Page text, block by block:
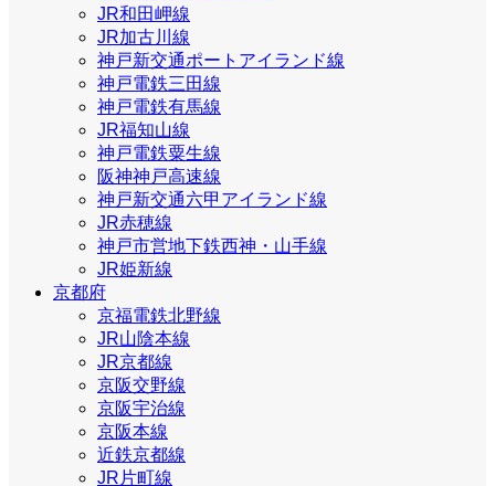
JR和田岬線
JR加古川線
神戸新交通ポートアイランド線
神戸電鉄三田線
神戸電鉄有馬線
JR福知山線
神戸電鉄粟生線
阪神神戸高速線
神戸新交通六甲アイランド線
JR赤穂線
神戸市営地下鉄西神・山手線
JR姫新線
京都府
京福電鉄北野線
JR山陰本線
JR京都線
京阪交野線
京阪宇治線
京阪本線
近鉄京都線
JR片町線